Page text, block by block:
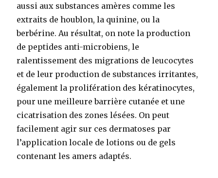
aussi aux substances amères comme les
extraits de houblon, la quinine, ou la
berbérine. Au résultat, on note la production
de peptides anti-microbiens, le
ralentissement des migrations de leucocytes
et de leur production de substances irritantes,
également la prolifération des kératinocytes,
pour une meilleure barrière cutanée et une
cicatrisation des zones lésées. On peut
facilement agir sur ces dermatoses par
l’application locale de lotions ou de gels
contenant les amers adaptés.